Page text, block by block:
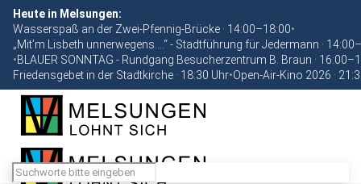
Heute in Melsungen:
Wasserspaß an der Zwei-Pfennig-Brücke · 14:00–18:00•
„Mit’m Lisbeth unnerwegens….“ - Stadtführung für Jedermann ·
•BLAUER SONNTAG - Rundgang Besucherzentrum B. Braun ·
Friedensgebet in der Stadtkirche · 18:30 Uhr•Open-Air-Kino 2026 ·